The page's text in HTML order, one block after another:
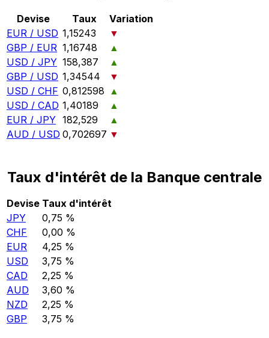
Devise Taux
Variation
EUR / USD 1,15243
▼
GBP / EUR 1,16748
▲
USD / JPY 158,387
▲
GBP / USD 1,34544
▼
USD / CHF 0,812598 ▲
USD / CAD 1,40189
▲
EUR / JPY 182,529
▲
AUD / USD 0,702697 ▼
Taux d'intérêt de la Banque centrale
Devise Taux d'intérêt
JPY
0,75 %
CHF
0,00 %
EUR
4,25 %
USD
3,75 %
CAD
2,25 %
AUD
3,60 %
NZD
2,25 %
GBP
3,75 %